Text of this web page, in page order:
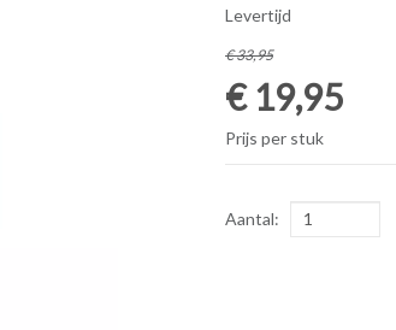
Levertijd
€ 33,95
€ 19,95
Prijs per stuk
Aantal: